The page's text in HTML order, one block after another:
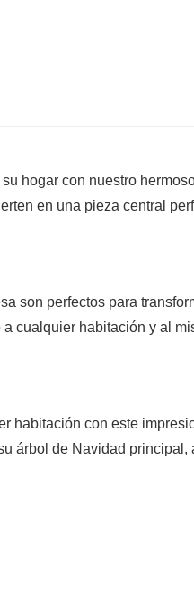
hogar con nuestro
en una pieza central
son perfectos para
cualquier habitación y al
habitación con este
árbol de Navidad